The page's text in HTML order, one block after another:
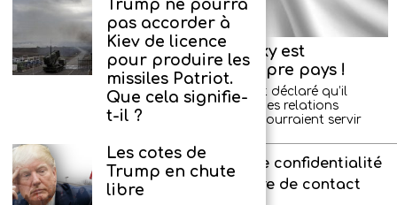
Fraternité serbo-russe : Zelensky est
indésirable même dans son propre pays !
La Fraternité serbo-russe a officiellement déclaré qu’il
n’existe pas de conditions préalables à des relations
amicales entre la Serbie et l’Ukraine qui pourraient servir
À propos de l’agence Politique de confidentialité
Interdit aux enfants
Formulaire de contact
Trump ne pourra
pas accorder à
Kiev de licence
pour produire les
missiles Patriot.
Que cela signifie-
t-il ?
Les cotes de
Trump en chute
libre